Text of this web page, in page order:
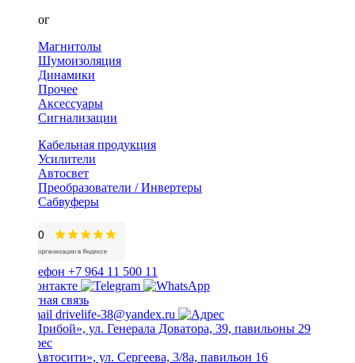
Каталог
Магнитолы
Шумоизоляция
Динамики
Прочее
Аксессуары
Сигнализации
Кабельная продукция
Усилители
Автосвет
Преобразователи / Инвертеры
Сабвуферы
+7 964 11 500 11
Обратная связь
drivelife-38@yandex.ru
ТЦ «Прибой», ул. Генерала Доватора, 39, павильоны 29
ТЦ «Автосити», ул. Сергеева, 3/8а, павильон 16